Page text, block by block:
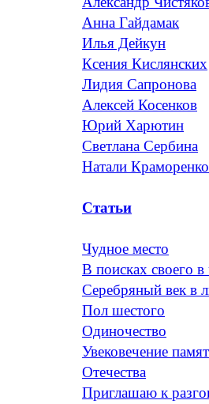
Анна Гайдамак
Илья Дейкун
Ксения Кислянских
Лидия Сапронова
Алексей Косенков
Юрий Харютин
Светлана Сербина
Натали Краморенко
Статьи
Чудное место
В поисках своего
Серебряный век в
Пол шестого
Одиночество
Увековечение
Отечества
Приглашаю к